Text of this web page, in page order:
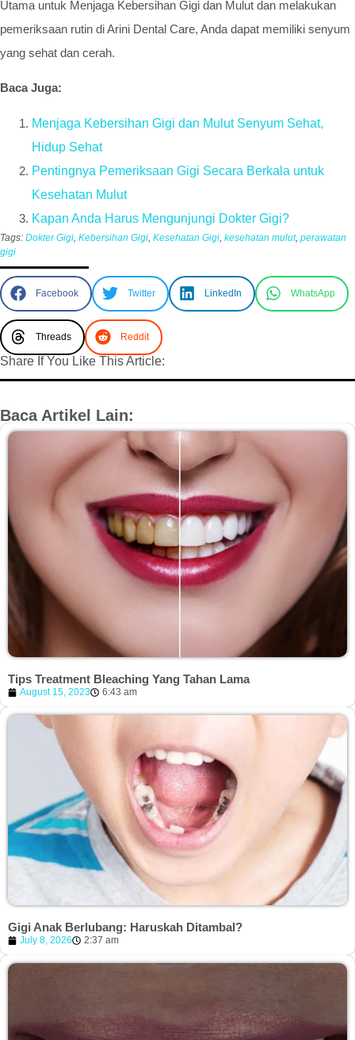
Utama untuk Menjaga Kebersihan Gigi dan Mulut dan melakukan
pemeriksaan rutin di Arini Dental Care, Anda dapat memiliki senyum
yang sehat dan cerah.
Baca Juga:
Menjaga Kebersihan Gigi dan Mulut Senyum Sehat,
Hidup Sehat
Pentingnya Pemeriksaan Gigi Secara Berkala untuk
Kesehatan Mulut
Kapan Anda Harus Mengunjungi Dokter Gigi?
Tags: Dokter Gigi Kebersihan Gigi Kesehatan Gigi kesehatan mulut, perawatan
gigi
Facebook Twitter LinkedIn WhatsApp
Threads Reddit
Share If You Like This Article:
Baca Artikel Lain:
Tips Treatment Bleaching Yang Tahan Lama
August 15, 2023 6:43 am
Gigi Anak Berlubang: Haruskah Ditambal?
July 8, 2026 2:37 am